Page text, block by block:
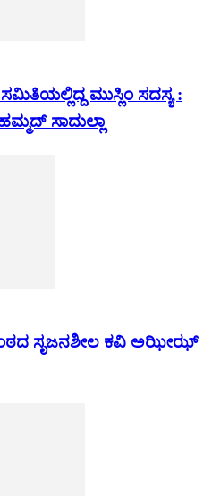
ಮುಸ್ಲಿಂ ಸದಸ್ಯ :
ಸಾದುಲ್ಲಾ
ಸೃಜನಶೀಲ ಕವಿ ಅಝೀಝ್